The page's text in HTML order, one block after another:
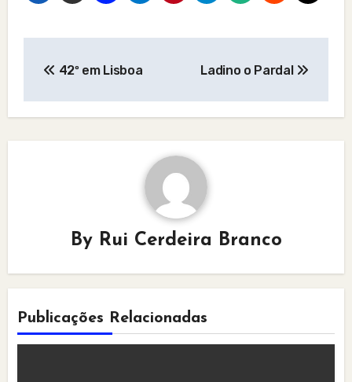
42º em Lisboa Ladino o Pardal
By Rui Cerdeira Branco
Publicações Relacionadas